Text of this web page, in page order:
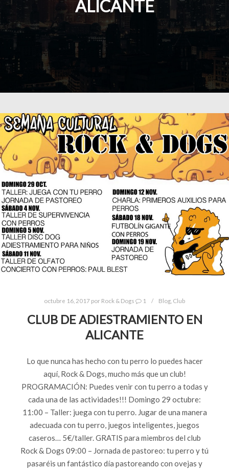
ALICANTE
octubre 16, 2017 por Rock & Dogs 1 Blog Club
CLUB DE ADIESTRAMIENTO EN
ALICANTE
Lo que nunca has hecho con tu perro lo puedes hacer
aquí, Rock & Dogs, mucho más que un club!
PROGRAMACIÓN: Puedes venir con tu perro a todas y
cada una de las actividades!!! Domingo 29 octubre:
11:00 – Taller: juega con tu perro. Jugar de una manera
adecuada con tu perro, juegos inteligentes, juegos
caseros… 5€/taller. GRATIS para miembros del club
Rock & Dogs 09:00 – Jornada de pastoreo: tu perro y tú
pasaréis un fantástico día pastoreando con ovejas y